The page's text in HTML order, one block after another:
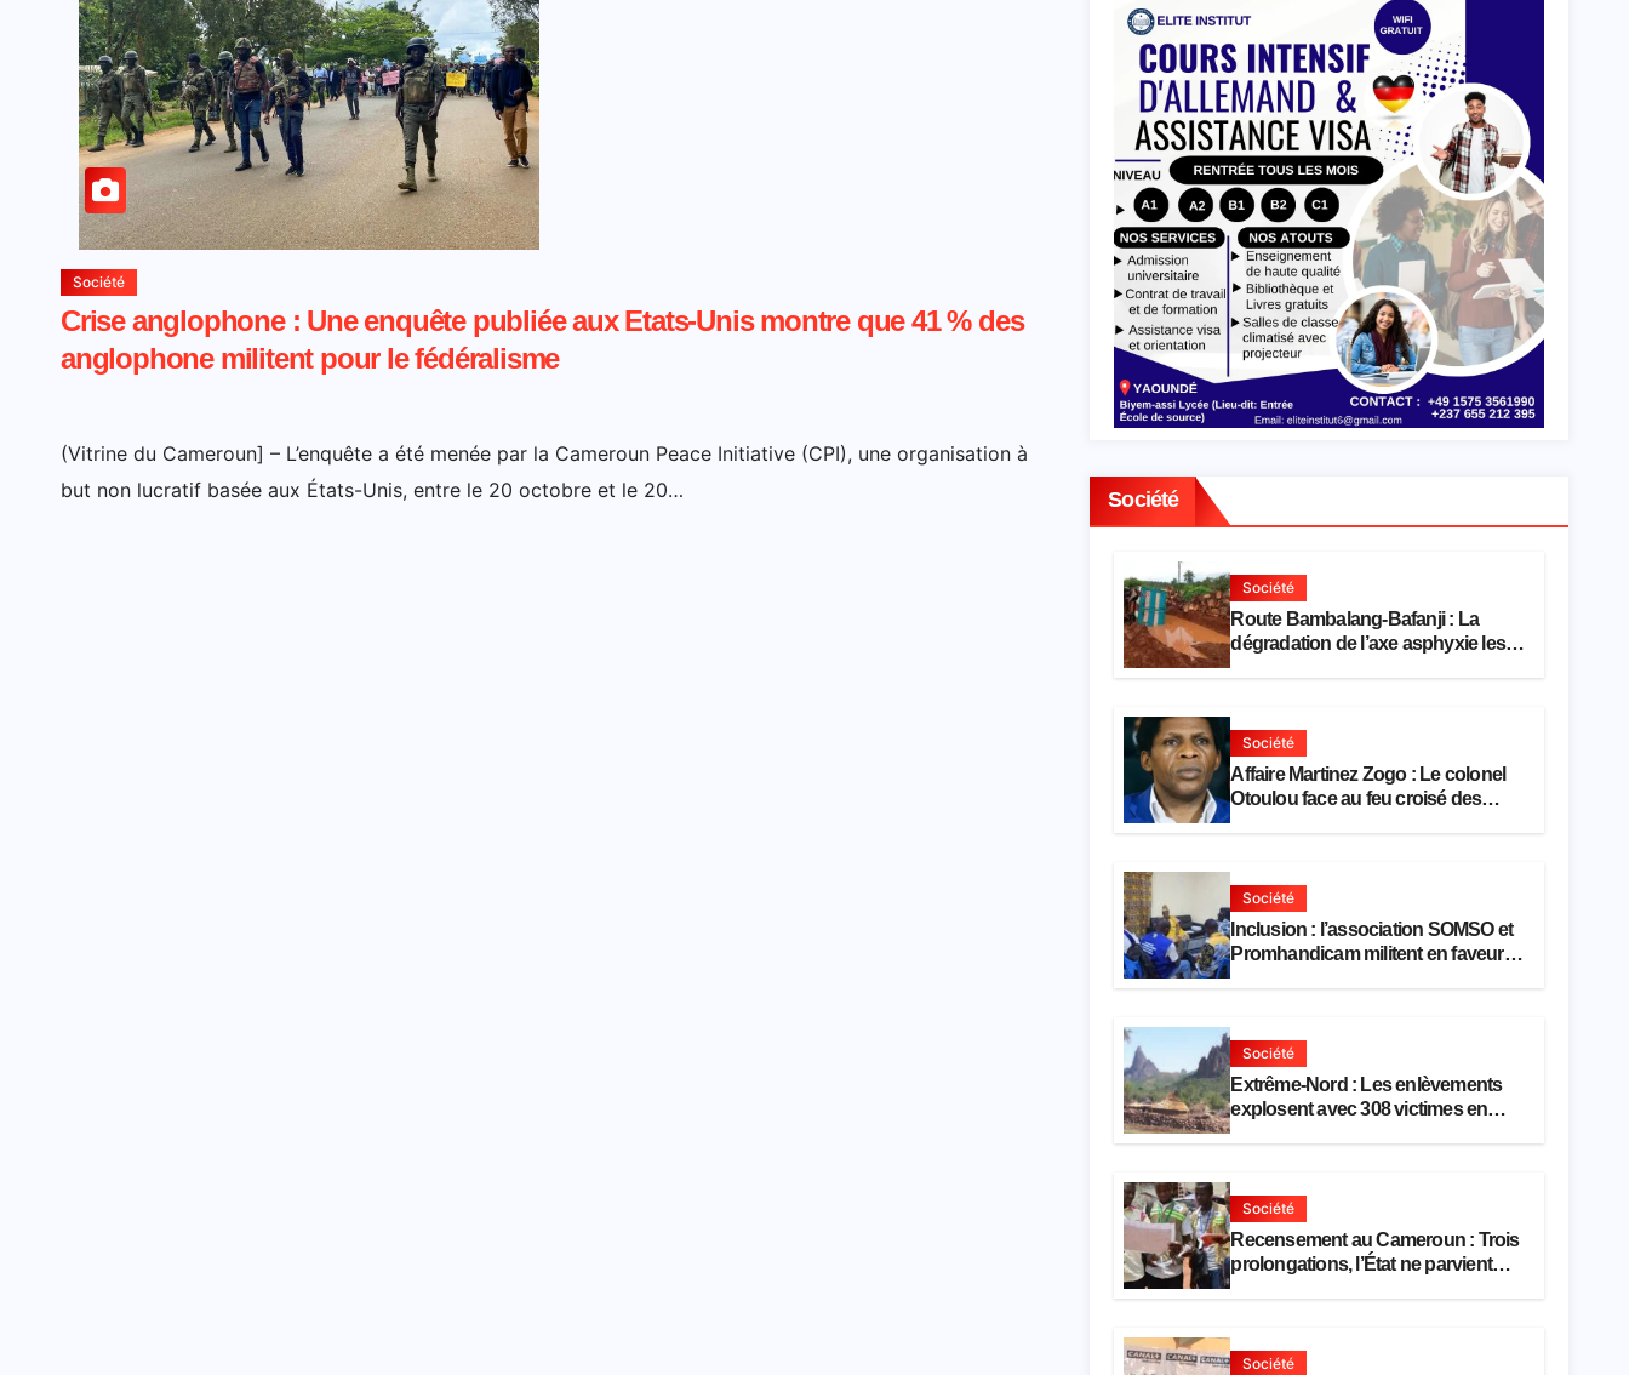
Société
Crise anglophone : Une enquête publiée aux Etats-Unis montre que 41 % des
anglophone militent pour le fédéralisme
(Vitrine du Cameroun] – L’enquête a été menée par la Cameroun Peace Initiative (CPI), une organisation à
but non lucratif basée aux États-Unis, entre le 20 octobre et le 20…
Société
Société
Route Bambalang-Bafanji : La
dégradation de l’axe asphyxie les
Société
Affaire Martinez Zogo : Le colonel
Otoulou face au feu croisé des
Société
Inclusion : l’association SOMSO et
Promhandicam militent en faveur
Société
Extrême-Nord : Les enlèvements
explosent avec 308 victimes en
Société
Recensement au Cameroun : Trois
prolongations, l’État ne parvient
Société